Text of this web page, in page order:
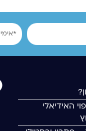
אימייל
האידיאלי